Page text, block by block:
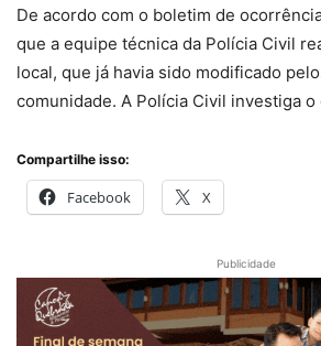
De acordo com o boletim de
que a equipe técnica da Polícia Civil
local, que já havia sido modificado
comunidade. A Polícia Civil investiga o
Compartilhe isso:
Facebook X
Publicidade